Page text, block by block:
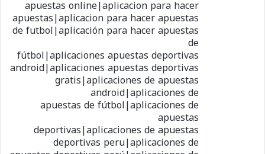
apuestas online|aplicacion para hacer
apuestas|aplicacion para hacer apuestas
de futbol|aplicación para hacer apuestas
de
fútbol|aplicaciones apuestas deportivas
android|aplicaciones apuestas deportivas
gratis|aplicaciones de apuestas
android|aplicaciones de
apuestas de fútbol|aplicaciones de
apuestas
deportivas|aplicaciones de apuestas
deportivas peru|aplicaciones de